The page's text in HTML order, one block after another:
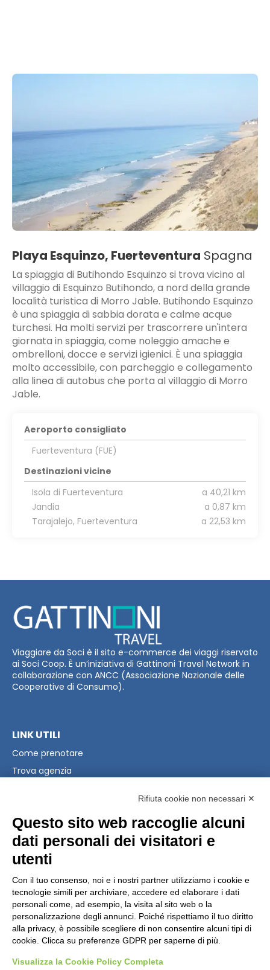
Playa Esquinzo, Fuerteventura Spagna
La spiaggia di Butihondo Esquinzo si trova vicino al
villaggio di Esquinzo Butihondo, a nord della grande
località turistica di Morro Jable. Butihondo Esquinzo
è una spiaggia di sabbia dorata e calme acque
turchesi. Ha molti servizi per trascorrere un'intera
giornata in spiaggia, come noleggio amache e
ombrelloni, docce e servizi igienici. È una spiaggia
molto accessibile, con parcheggio e collegamento
alla linea di autobus che porta al villaggio di Morro
Jable.
Aeroporto consigliato
Fuerteventura (FUE)
Destinazioni vicine
Isola di Fuerteventura
a 40,21 km
Jandia
a 0,87 km
Tarajalejo, Fuerteventura
a 22,53 km
Viaggiare da Soci è il sito e-commerce dei viaggi riservato
ai Soci Coop. È un’iniziativa di Gattinoni Travel Network in
collaborazione con ANCC (Associazione Nazionale delle
Cooperative di Consumo).
LINK UTILI
Come prenotare
Trova agenzia
PRIVACY & LEGAL
Privacy Policy
Modifica preferenze Cookie
CONTATTI
Scrivici
+39 02 39864867
Rifiuta cookie non necessari ✕
Questo sito web raccoglie alcuni
dati personali dei visitatori e
utenti
Con il tuo consenso, noi e i nostri partner utilizziamo i cookie e
tecnologie simili per archiviare, accedere ed elaborare i dati
personali come, ad esempio, la visita al sito web o la
personalizzazione degli annunci. Poiché rispettiamo il tuo diritto
alla privacy, è possibile scegliere di non consentire alcuni tipi di
cookie. Clicca su preferenze GDPR per saperne di più.
Visualizza la Cookie Policy Completa